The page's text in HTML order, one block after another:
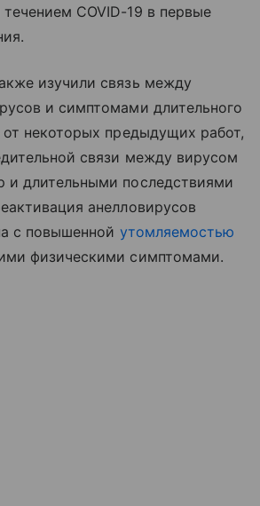
COVID-19 в первые
изучили связь между
и симптомами длительного
от некоторых предыдущих работ,
связи между вирусом
длительными последствиями
анелловирусов
с повышенной утомляемостью
физическими симптомами.